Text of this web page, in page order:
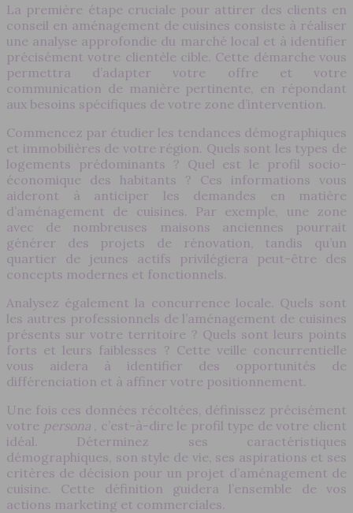
La première étape cruciale pour attirer des clients en
conseil en aménagement de cuisines consiste à réaliser
une analyse approfondie du marché local et à identifier
précisément votre clientèle cible. Cette démarche vous
permettra d’adapter votre offre et votre
communication de manière pertinente, en répondant
aux besoins spécifiques de votre zone d’intervention.
Commencez par étudier les tendances démographiques
et immobilières de votre région. Quels sont les types de
logements prédominants ? Quel est le profil socio-
économique des habitants ? Ces informations vous
aideront à anticiper les demandes en matière
d’aménagement de cuisines. Par exemple, une zone
avec de nombreuses maisons anciennes pourrait
générer des projets de rénovation, tandis qu’un
quartier de jeunes actifs privilégiera peut-être des
concepts modernes et fonctionnels.
Analysez également la concurrence locale. Quels sont
les autres professionnels de l’aménagement de cuisines
présents sur votre territoire ? Quels sont leurs points
forts et leurs faiblesses ? Cette veille concurrentielle
vous aidera à identifier des opportunités de
différenciation et à affiner votre positionnement.
Une fois ces données récoltées, définissez précisément
votre persona
, c’est-à-dire le profil type de votre client
idéal. Déterminez ses caractéristiques
démographiques, son style de vie, ses aspirations et ses
critères de décision pour un projet d’aménagement de
cuisine. Cette définition guidera l’ensemble de vos
actions marketing et commerciales.